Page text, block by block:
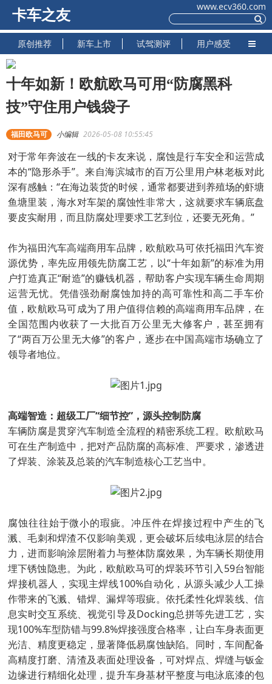
卡车之友
www.ecv360.com
原创推荐 新车上市 试驾测评 用户感受
十年如新！欧航欧马可用“防腐黑科
技”守住用户钱袋子
福田欧马可 小编辑 2026-05-08 10:55:45
对于常年奔波在一线的卡友来说，腐蚀是行车安全和运营成
本的“隐形杀手”。来自海滨城市的百万公里用户林老板对此
深有感触：“在海边装货的时候，通常都要进到养殖场的虾塘
鱼塘里装，海水对车架的腐蚀性非常大，这就要求车辆底盘
要皮实耐用，而且防腐处理要求工艺到位，还要无死角。”
作为福田汽车高端商用车品牌，欧航欧马可依托福田汽车资
源优势，率先应用领先防腐工艺，以“十年如新”的标准为用
户打造真正“耐造”的赚钱机器，帮助客户实现车辆生命周期
运营无忧。凭借强劲耐腐蚀加持的高可靠性和高二手车价
值，欧航欧马可成为了用户值得信赖的高端商用车品牌，在
全国范围内收获了一大批百万公里无大修客户，甚至拥有
了“两百万公里无大修”的客户，逐步在中国高端市场确立了
领导者地位。
高端智造：超级工厂“细节控”，源头控制防腐
车辆防腐是贯穿汽车制造全流程的精密系统工程。欧航欧马
可在生产制造中，把对产品防腐的高标准、严要求，渗透进
了焊装、涂装及总装的汽车制造核心工艺当中。
腐蚀往往始于微小的瑕疵。冲压件在焊接过程中产生的飞
溅、毛刺和焊渣不仅影响美观，更会破坏后续电泳层的结合
力，进而影响涂层附着力与整体防腐效果，为车辆长期使用
埋下锈蚀隐患。为此，欧航欧马可的焊装环节引入59台智能
焊接机器人，实现主焊线100%自动化，从源头减少人工操
作带来的飞溅、错焊、漏焊等瑕疵。依托柔性化焊装线、信
息实时交互系统、视觉引导及Docking总拼等先进工艺，实
现100%车型防错与99.8%焊接强度合格率，让白车身表面更
光洁、精度更稳定，显著降低易腐蚀缺陷。同时，车间配备
高精度打磨、清渣及表面处理设备，可对焊点、焊缝与钣金
边缘进行精细化处理，提升车身基材平整度与电泳底漆的包